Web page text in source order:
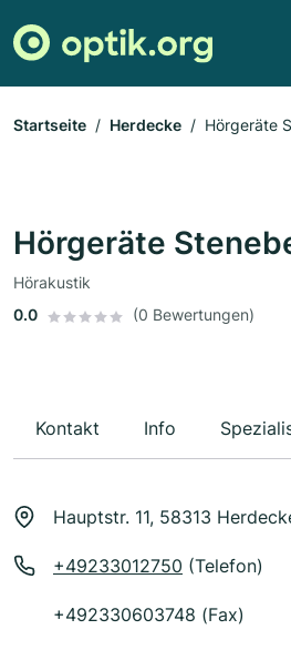
Startseite Herdecke Hörgeräte
Hörgeräte
Hörakustik
0.0
(0 Bewertungen)
Kontakt Info
Hauptstr. 11, 58313
+49233012750 (Telefon)
+492330603748 (Fax)